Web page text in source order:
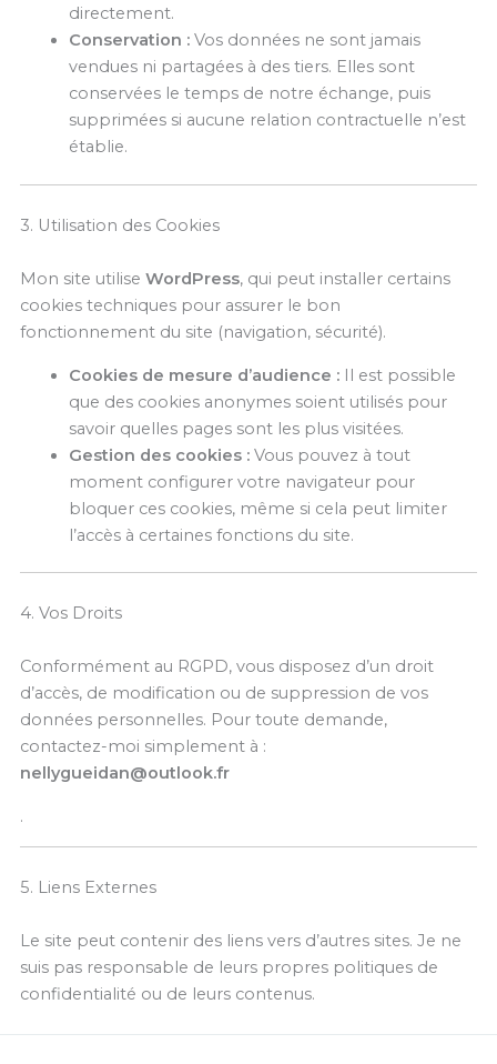
directement.
Conservation :Vos données ne sont jamais
vendues ni partagées à des tiers. Elles sont
conservées le temps de notre échange, puis
supprimées si aucune relation contractuelle n’est
établie.
3. Utilisation des Cookies
Mon site utilise WordPress, qui peut installer certains
cookies techniques pour assurer le bon
fonctionnement du site (navigation, sécurité).
Cookies de mesure d’audience :Il est possible
que des cookies anonymes soient utilisés pour
savoir quelles pages sont les plus visitées.
Gestion des cookies :Vous pouvez à tout
moment configurer votre navigateur pour
bloquer ces cookies, même si cela peut limiter
l’accès à certaines fonctions du site.
4. Vos Droits
Conformément au RGPD, vous disposez d’un droit
d’accès, de modification ou de suppression de vos
données personnelles. Pour toute demande,
contactez-moi simplement à :
nellygueidan@outlook.fr
.
5. Liens Externes
Le site peut contenir des liens vers d’autres sites. Je ne
suis pas responsable de leurs propres politiques de
confidentialité ou de leurs contenus.